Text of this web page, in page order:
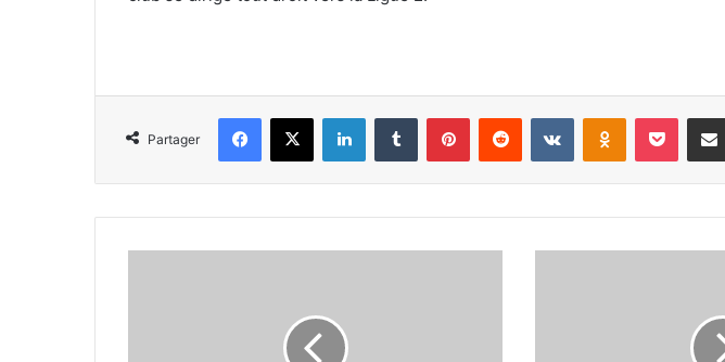
Partager
Facebook
X LinkedinTumblr PinterestReddit VKontakteOdnoklassniki
Pocket